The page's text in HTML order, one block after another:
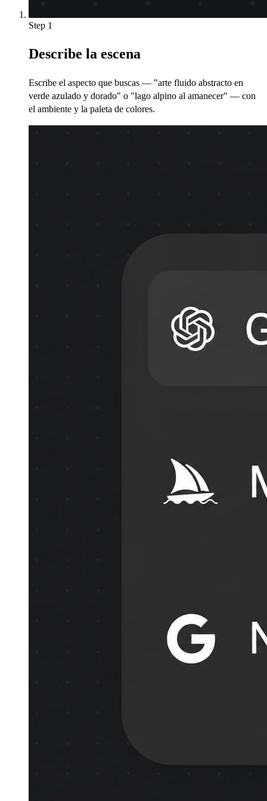
Step 1
Describe la escena
Escribe el aspecto que buscas — "arte fluido abstracto en
verde azulado y dorado" o "lago alpino al amanecer" — con
el ambiente y la paleta de colores.